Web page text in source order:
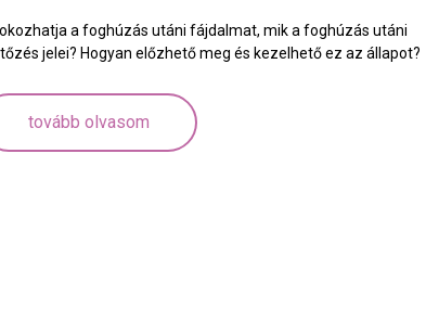
a foghúzás utáni fájdalmat, mik a foghúzás utáni
jelei? Hogyan előzhető meg és kezelhető ez az állapot?
tovább olvasom